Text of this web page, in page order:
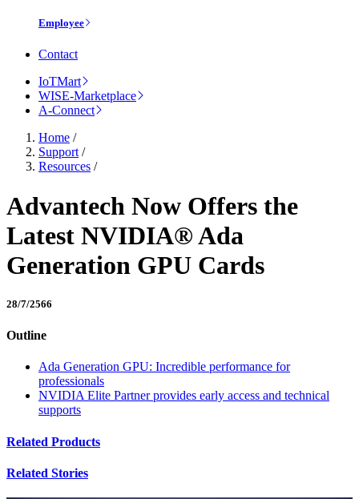
Employee
Contact
IoTMart
WISE-Marketplace
A-Connect
Home /
Support /
Resources /
Advantech Now Offers the
Latest NVIDIA® Ada
Generation GPU Cards
28/7/2566
Outline
Ada Generation GPU: Incredible performance for
professionals
NVIDIA Elite Partner provides early access and technical
supports
Related Products
Related Stories